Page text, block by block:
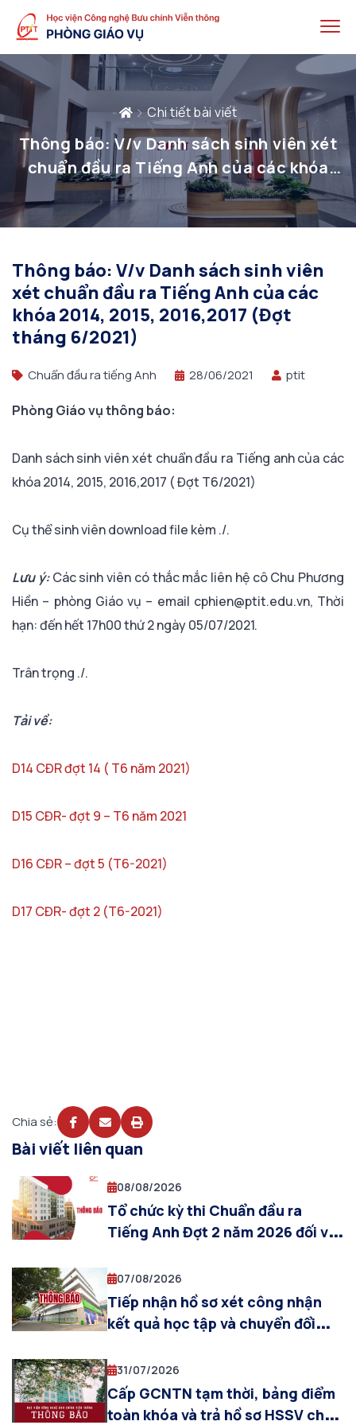
Chi tiết bài viết
Thông báo: V/v Danh sách sinh viên xét
chuẩn đầu ra Tiếng Anh của các khóa
2014, 2015, 2016,2017 (Đợt tháng
6/2021)
Thông báo: V/v Danh sách sinh viên
xét chuẩn đầu ra Tiếng Anh của các
khóa 2014, 2015, 2016,2017 (Đợt
tháng 6/2021)
Chuẩn đầu ra tiếng Anh 28/06/2021 ptit
Phòng Giáo vụ thông báo:
Danh sách sinh viên xét chuẩn đầu ra Tiếng anh của các
khóa 2014, 2015, 2016,2017 ( Đợt T6/2021)
Cụ thể sinh viên download file kèm ./.
Lưu ý:Các sinh viên có thắc mắc liên hệ cô Chu Phương
Hiền – phòng Giáo vụ – email cphien@ptit.edu.vn, Thời
hạn: đến hết 17h00 thứ 2 ngày 05/07/2021.
Trân trọng ./.
Tải về:
D14 CĐR đợt 14 ( T6 năm 2021)
D15 CĐR- đợt 9 – T6 năm 2021
D16 CĐR – đợt 5 (T6-2021)
D17 CĐR- đợt 2 (T6-2021)
Chia sẻ:
Bài viết liên quan
08/08/2026
Tổ chức kỳ thi Chuẩn đầu ra
Tiếng Anh Đợt 2 năm 2026 đối với
Hà Nội
07/08/2026
Tiếp nhận hồ sơ xét công nhận
kết quả học tập và chuyển đổi
các môn thi ACCA toàn cầu sang
các học phần tương ứng thuộc
chương trình đào tạo ngành Kế
31/07/2026
Cấp GCNTN tạm thời, bảng điểm
toàn khóa và trả hồ sơ HSSV cho